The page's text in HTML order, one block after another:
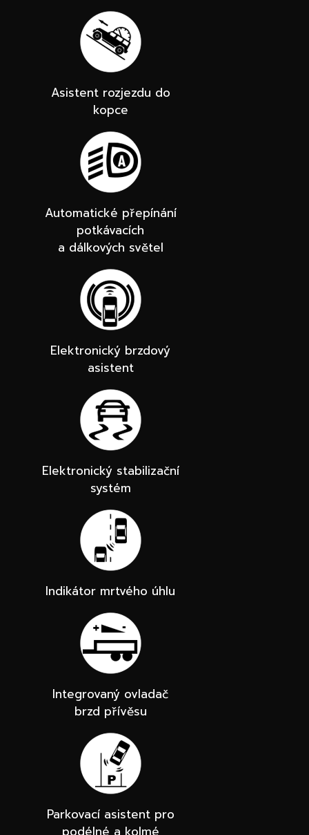
Asistent rozjezdu do
kopce
Automatické přepínání
potkávacích
a dálkových světel
Elektronický brzdový
asistent
Elektronický stabilizační
systém
Indikátor mrtvého úhlu
Integrovaný ovladač
brzd přívěsu
Parkovací asistent pro